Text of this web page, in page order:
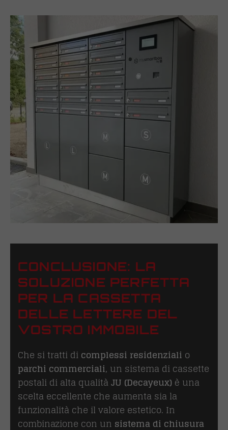
CONCLUSIONE: LA
SOLUZIONE PERFETTA
PER LA CASSETTA
DELLE LETTERE DEL
VOSTRO IMMOBILE
Che si tratti dicomplessi residenziali o
parchi commerciali, un sistema di cassette
postali di alta qualitàJU (Decayeux)è una
scelta eccellente che aumenta sia la
funzionalità che il valore estetico. In
combinazione con un sistema di chiusura